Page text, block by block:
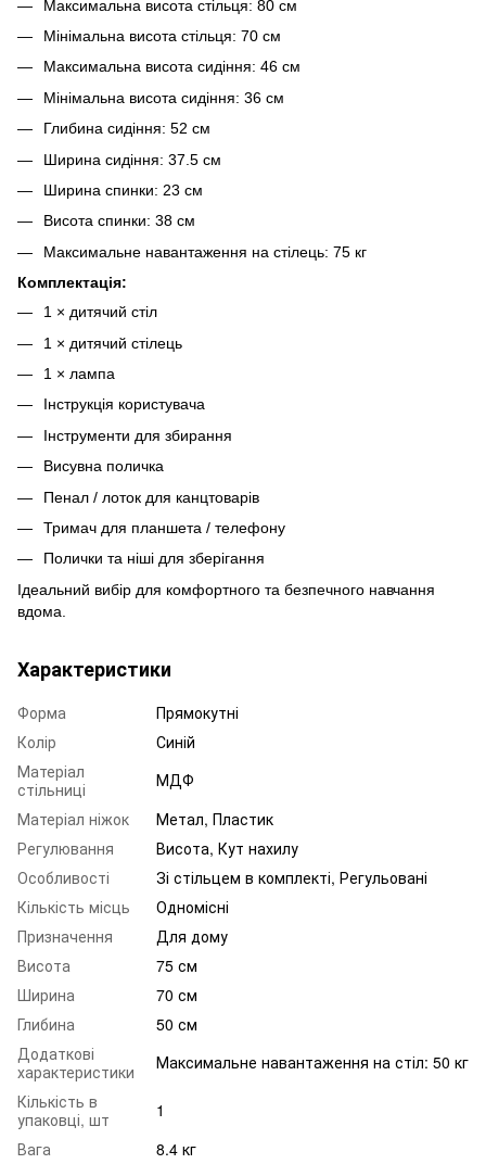
Максимальна висота стільця: 80 см
Мінімальна висота стільця: 70 см
Максимальна висота сидіння: 46 см
Мінімальна висота сидіння: 36 см
Глибина сидіння: 52 см
Ширина сидіння: 37.5 см
Ширина спинки: 23 см
Висота спинки: 38 см
Максимальне навантаження на стілець: 75 кг
Комплектація:
1 × дитячий стіл
1 × дитячий стілець
1 × лампа
Інструкція користувача
Інструменти для збирання
Висувна поличка
Пенал / лоток для канцтоварів
Тримач для планшета / телефону
Полички та ніші для зберігання
Ідеальний вибір для комфортного та безпечного навчання
вдома.
Характеристики
Форма
Прямокутні
Колір
Синій
Матеріал
стільниці
МДФ
Матеріал ніжок
Метал, Пластик
Регулювання
Висота, Кут нахилу
Особливості
Зі стільцем в комплекті, Регульовані
Кількість місць
Одномісні
Призначення
Для дому
Висота
75 см
Ширина
70 см
Глибина
50 см
Додаткові
характеристики
Максимальне навантаження на стіл: 50 кг
Кількість в
упаковці, шт
1
Вага
8.4 кг